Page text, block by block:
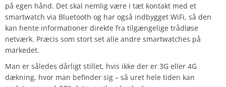
på egen hånd. Det skal nemlig være i tæt kontakt med et
smartwatch via Bluetooth og har også indbygget WiFi, så den
kan hente informationer direkte fra tilgængelige trådløse
netværk. Præcis som stort set alle andre smartwatches på
markedet.
Man er således dårligt stillet, hvis ikke der er 3G eller 4G
dækning, hvor man befinder sig – så uret hele tiden kan